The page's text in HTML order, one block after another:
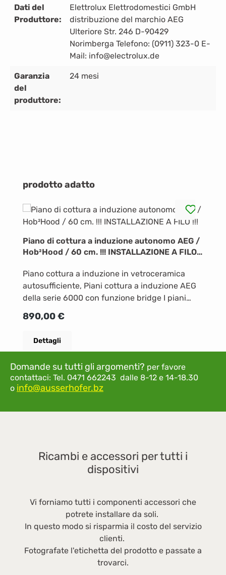
Dati del
Produttore:
Elettrolux Elettrodomestici GmbH
distribuzione del marchio AEG
Ulteriore Str. 246 D-90429
Norimberga Telefono: (0911) 323-0 E-
Mail: info@electrolux.de
Garanzia
del
produttore:
24 mesi
Salta la galleria dei prodotti
prodotto adatto
Piano di cottura a induzione autonomo AEG /
Hob²Hood / 60 cm. !!! INSTALLAZIONE A FILO
Piano cottura a induzione in vetroceramica
autosufficiente, Piani cottura a induzione AEG
della serie 6000 con funzione bridge I piani
bridge consentono di utilizzare facilmente
collega due zone di cottura in una grande, in
dimensioni vengano riscaldate in modo
ottimale. Funzione bridge: collega due zone di
cottura in una - per pentole e padelle grandi
temperatura e impostazione del timer,
consentendoti di cucinare e friggere
Hob²Hood, cucinare diventa notevolmente più
confortevole - perché il piano cottura assume il
controllo della cappa aspirante e
dell'illuminazione quando attivato - in modo
completamente automatico e adattato
idealmente ad ogni azione di cottura. Pannello
Prezzo normale:
890,00 €
Dettagli
Domande su tutti gli argomenti? per favore
contattaci: Tel. 0471 662243 dalle 8-12 e 14-18.30
o info@ausserhofer.bz
Ricambi e accessori per tutti i
dispositivi
Vi forniamo tutti i componenti accessori che
potrete installare da soli.
In questo modo si risparmia il costo del servizio
clienti.
Fotografate l'etichetta del prodotto e passate a
trovarci.